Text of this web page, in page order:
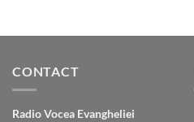
CONTACT
Radio Vocea Evangheliei